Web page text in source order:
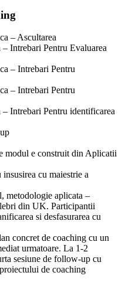
– Ascultarea
Intrebari Pentru Evaluarea
– Intrebari Pentru
– Intrebari Pentru
Intrebari Pentru identificarea
modul e construit din Aplicatii
cu maiestrie a
metodologie aplicata –
din UK. Participantii
si desfasurarea cu
concret de coaching cu un
urmatoare. La 1-2
sesiune de follow-up cu
de coaching